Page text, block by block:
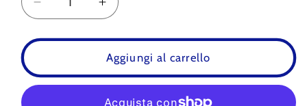
Diminuisci
quantità
per
DAKAR
Aumenta
quantità
per
Borsone
DAKAR
Aggiungi al carrello